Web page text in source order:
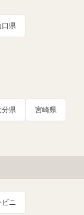
口県
分県 宮崎県
ニ